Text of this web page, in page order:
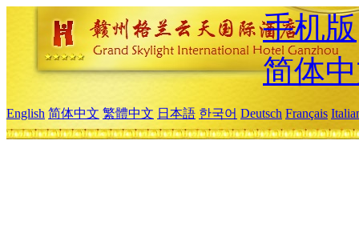
手机版
简体
English 简体中文 繁體中文 日本語 한국어 Deutsch Français